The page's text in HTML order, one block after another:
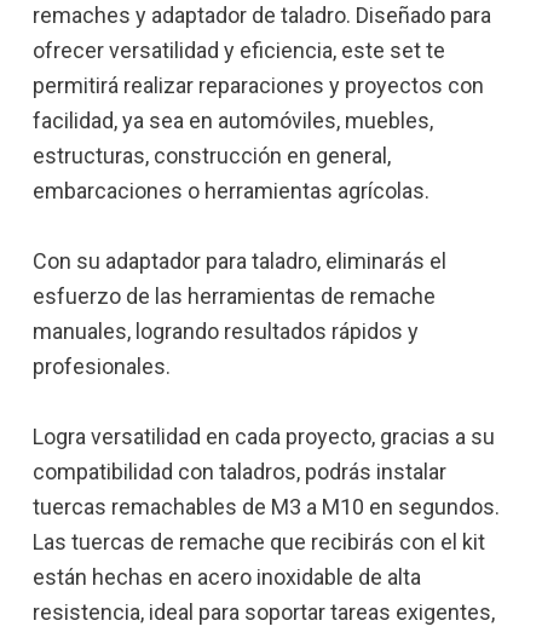
remaches y adaptador de taladro. Diseñado para
ofrecer versatilidad y eficiencia, este set te
permitirá realizar reparaciones y proyectos con
facilidad, ya sea en automóviles, muebles,
estructuras, construcción en general,
embarcaciones o herramientas agrícolas.
Con su adaptador para taladro, eliminarás el
esfuerzo de las herramientas de remache
manuales, logrando resultados rápidos y
profesionales.
Logra versatilidad en cada proyecto, gracias a su
compatibilidad con taladros, podrás instalar
tuercas remachables de M3 a M10 en segundos.
Las tuercas de remache que recibirás con el kit
están hechas en acero inoxidable de alta
resistencia, ideal para soportar tareas exigentes,